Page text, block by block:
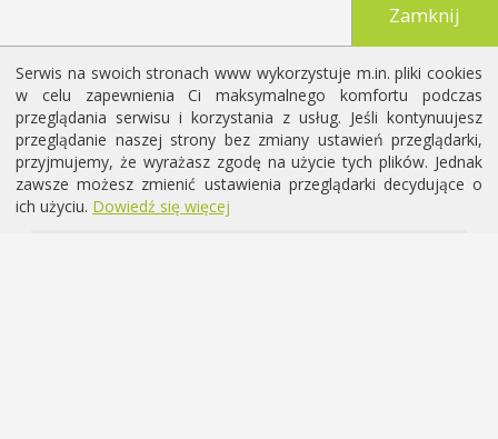
Serwis na swoich stronach www wykorzystuje m.in. pliki cookies
w celu zapewnienia Ci maksymalnego komfortu podczas
przeglądania serwisu i korzystania z usług. Jeśli kontynuujesz
przeglądanie naszej strony bez zmiany ustawień przeglądarki,
przyjmujemy, że wyrażasz zgodę na użycie tych plików. Jednak
zawsze możesz zmienić ustawienia przeglądarki decydujące o
ich użyciu. Dowiedź się więcej
Zamknij